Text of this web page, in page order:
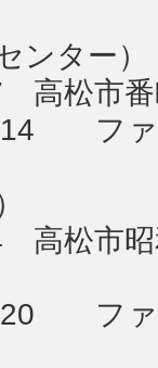
ンター）
松市番
フ
松市昭
フ